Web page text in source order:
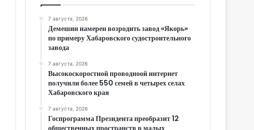
7 августа, 2026
Демешин намерен возродить завод «Якорь»
по примеру Хабаровского судостроительного
завода
7 августа, 2026
Высокоскоростной проводноой интернет
получили более 550 семей в четырех селах
Хабаровского края
7 августа, 2026
Госпрограмма Президента преобразит 12
общественных пространств в малых